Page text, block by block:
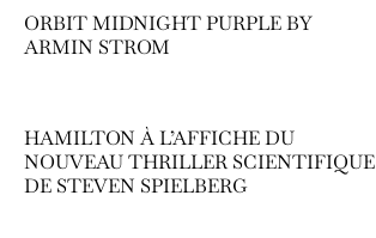
ORBIT MIDNIGHT PURPLE BY
ARMIN STROM
HAMILTON À L’AFFICHE DU
NOUVEAU THRILLER SCIENTIFIQUE
DE STEVEN SPIELBERG